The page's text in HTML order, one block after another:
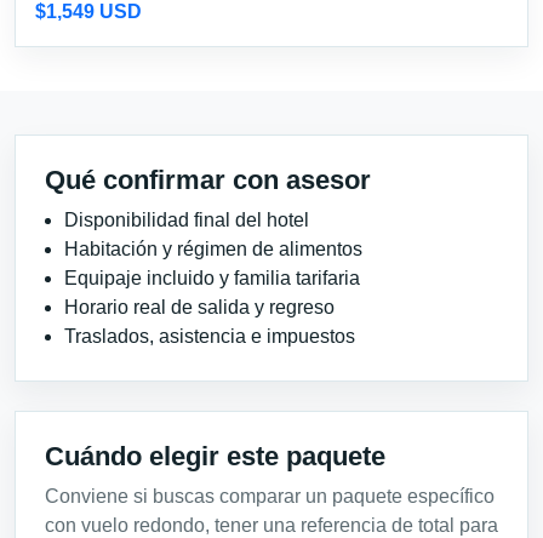
$1,549 USD
Qué confirmar con asesor
Disponibilidad final del hotel
Habitación y régimen de alimentos
Equipaje incluido y familia tarifaria
Horario real de salida y regreso
Traslados, asistencia e impuestos
Cuándo elegir este paquete
Conviene si buscas comparar un paquete específico
con vuelo redondo, tener una referencia de total para